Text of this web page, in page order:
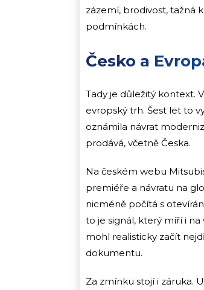
zázemí, brodivost, tažná
podmínkách.
Česko a
Tady je důležitý kontext.
evropský trh. Šest let to
oznámila návrat
prodává, včetně Česka.
Na českém webu
premiéře a návratu na
nicméně počítá s
to je signál, který míří i
mohl realisticky začít
dokumentu.
Za zmínku stojí i záruka.